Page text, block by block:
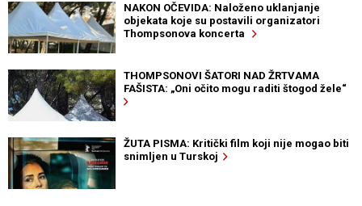
NAKON OČEVIDA: Naloženo uklanjanje
objekata koje su postavili organizatori
Thompsonova koncerta
THOMPSONOVI ŠATORI NAD ŽRTVAMA
FAŠISTA: „Oni očito mogu raditi štogod žele“
ŽUTA PISMA: Kritički film koji nije mogao biti
snimljen u Turskoj